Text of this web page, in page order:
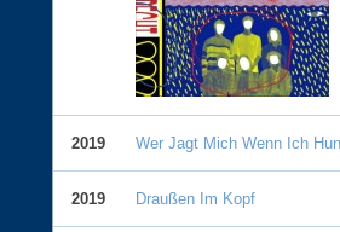
2019 Wer Jagt Mich Wenn Ich
2019 Draußen Im Kopf